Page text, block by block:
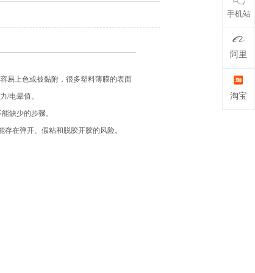
易上色或被黏附，很多塑料薄膜的表面
/电晕值。
缺少的步骤。
在弹开、假粘和脱胶开胶的风险。
手机站
阿里
淘宝